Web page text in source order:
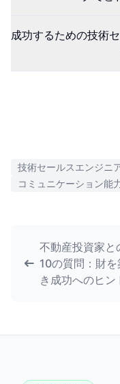
成功するための技術
技術セールスエンジニ
コミュニケーション能
不動産投資家と
10の質問：財を
き成功へのヒン